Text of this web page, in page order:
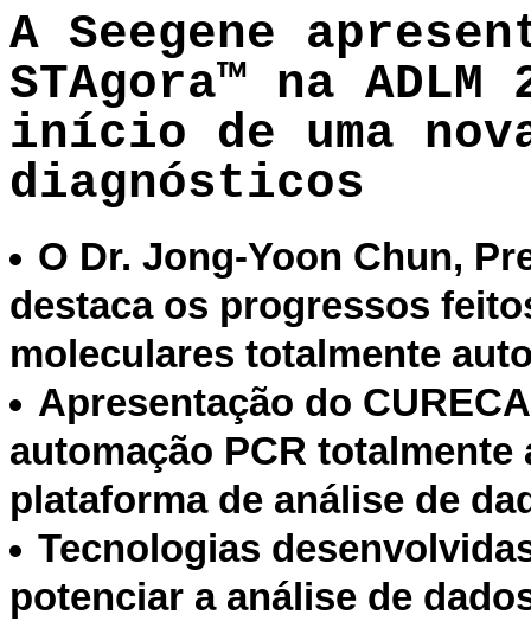
A Seegene
STAgora™ na
início de uma
diagnósticos
O Dr. Jong-Yoon Chun,
destaca os progressos
moleculares totalmente
Apresentação do
automação PCR
plataforma de análise de
Tecnologias
potenciar a análise de